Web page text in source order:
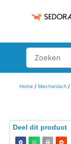
Home/ Mechanisch/
Deel dit product